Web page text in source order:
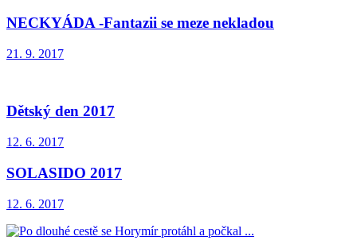
NECKYÁDA -Fantazii se meze nekladou
21. 9. 2017
Dětský den 2017
12. 6. 2017
SOLASIDO 2017
12. 6. 2017